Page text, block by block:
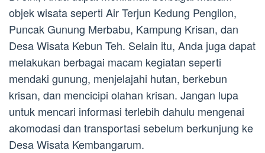
objek wisata seperti Air Terjun Kedung Pengilon,
Puncak Gunung Merbabu, Kampung Krisan, dan
Desa Wisata Kebun Teh. Selain itu, Anda juga dapat
melakukan berbagai macam kegiatan seperti
mendaki gunung, menjelajahi hutan, berkebun
krisan, dan mencicipi olahan krisan. Jangan lupa
untuk mencari informasi terlebih dahulu mengenai
akomodasi dan transportasi sebelum berkunjung ke
Desa Wisata Kembangarum.